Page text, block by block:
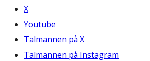
X
Youtube
Talmannen på X
Talmannen på Instagram